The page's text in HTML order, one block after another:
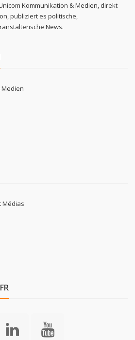
Kommunikation & Medien, direkt
publiziert es politische,
News.
Medien
Médias